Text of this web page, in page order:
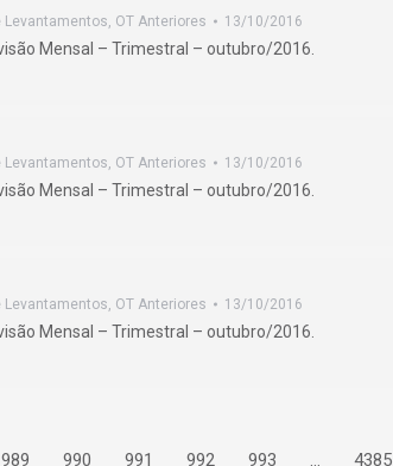
Levantamentos, OT Anteriores 13/10/2016
Mensal – Trimestral – outubro/2016.
Levantamentos, OT Anteriores 13/10/2016
Mensal – Trimestral – outubro/2016.
Levantamentos, OT Anteriores 13/10/2016
Mensal – Trimestral – outubro/2016.
989 990 991 992 993 … 4385